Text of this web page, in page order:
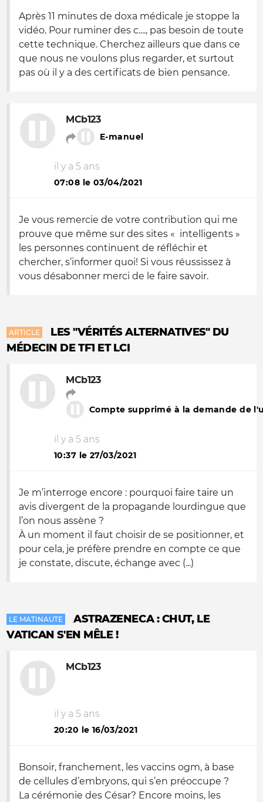
Après 11 minutes de doxa médicale je stoppe la
vidéo. Pour ruminer des c...., pas besoin de toute
cette technique. Cherchez ailleurs que dans ce
que nous ne voulons plus regarder, et surtout
pas où il y a des certificats de bien pensance.
MCb123
E-manuel
il y a 5 ans
07:08 le 03/04/2021
Je vous remercie de votre contribution qui me
prouve que même sur des sites « intelligents »
les personnes continuent de réfléchir et
chercher, s’informer quoi! Si vous réussissez à
vous désabonner merci de le faire savoir.
ARTICLE
LES "VÉRITÉS ALTERNATIVES" DU
MÉDECIN DE TF1 ET LCI
MCb123
Compte supprimé à la demande de
il y a 5 ans
10:37 le 27/03/2021
Je m’interroge encore : pourquoi faire taire un
avis divergent de la propagande lourdingue que
l’on nous assène ?
À un moment il faut choisir de se positionner, et
pour cela, je préfère prendre en compte ce que
je constate, discute, échange avec (...)
LE MATINAUTE
ASTRAZENECA : CHUT, LE
VATICAN S'EN MÊLE !
MCb123
il y a 5 ans
20:20 le 16/03/2021
Bonsoir, franchement, les vaccins ogm, à base
de cellules d’embryons, qui s’en préoccupe ?
La cérémonie des César? Encore moins, les